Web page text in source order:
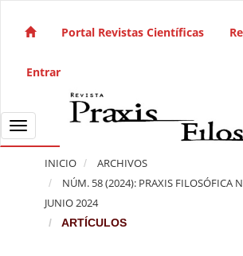
Navegación principal
Barra lateral
Portal Revistas Científicas
Entrar
Toggle navigation
INICIO
ARCHIVOS
NÚM. 58 (2024): PRAXIS FILOSÓFICA
JUNIO 2024
ARTÍCULOS